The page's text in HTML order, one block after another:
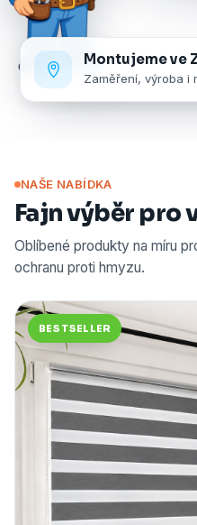
Montujeme ve
Zaměření, výroba i
NAŠE NABÍDKA
Fajn výběr pro
Oblíbené produkty na míru
ochranu proti hmyzu.
BESTSELLER